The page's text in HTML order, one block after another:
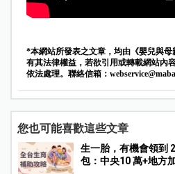
*本網站所發表之文章，均由《嬰兒與
有其法律權益，若欲引用或轉載網站內
依法處理。聯絡信箱：
您也可能喜歡這些文章
生一胎，有機會領到
包：中央10 萬+地方